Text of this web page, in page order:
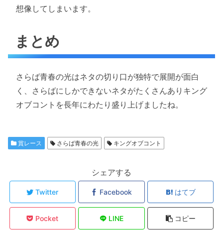
想像してしまいます。
まとめ
さらば青春の光はネタの切り口が独特で展開が面白
く、さらばにしかできないネタがたくさんありキング
オブコントを長年にわたり盛り上げましたね。
賞レース さらば青春の光 キングオブコント
シェアする
Twitter Facebook はてブ
Pocket LINE コピー